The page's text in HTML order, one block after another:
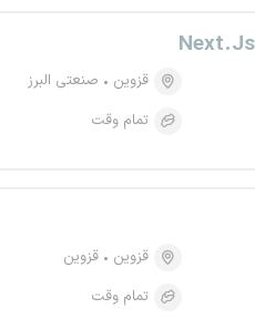
قزوین
صنعتی البرز
تمام وقت
قزوین
قزوین
تمام وقت